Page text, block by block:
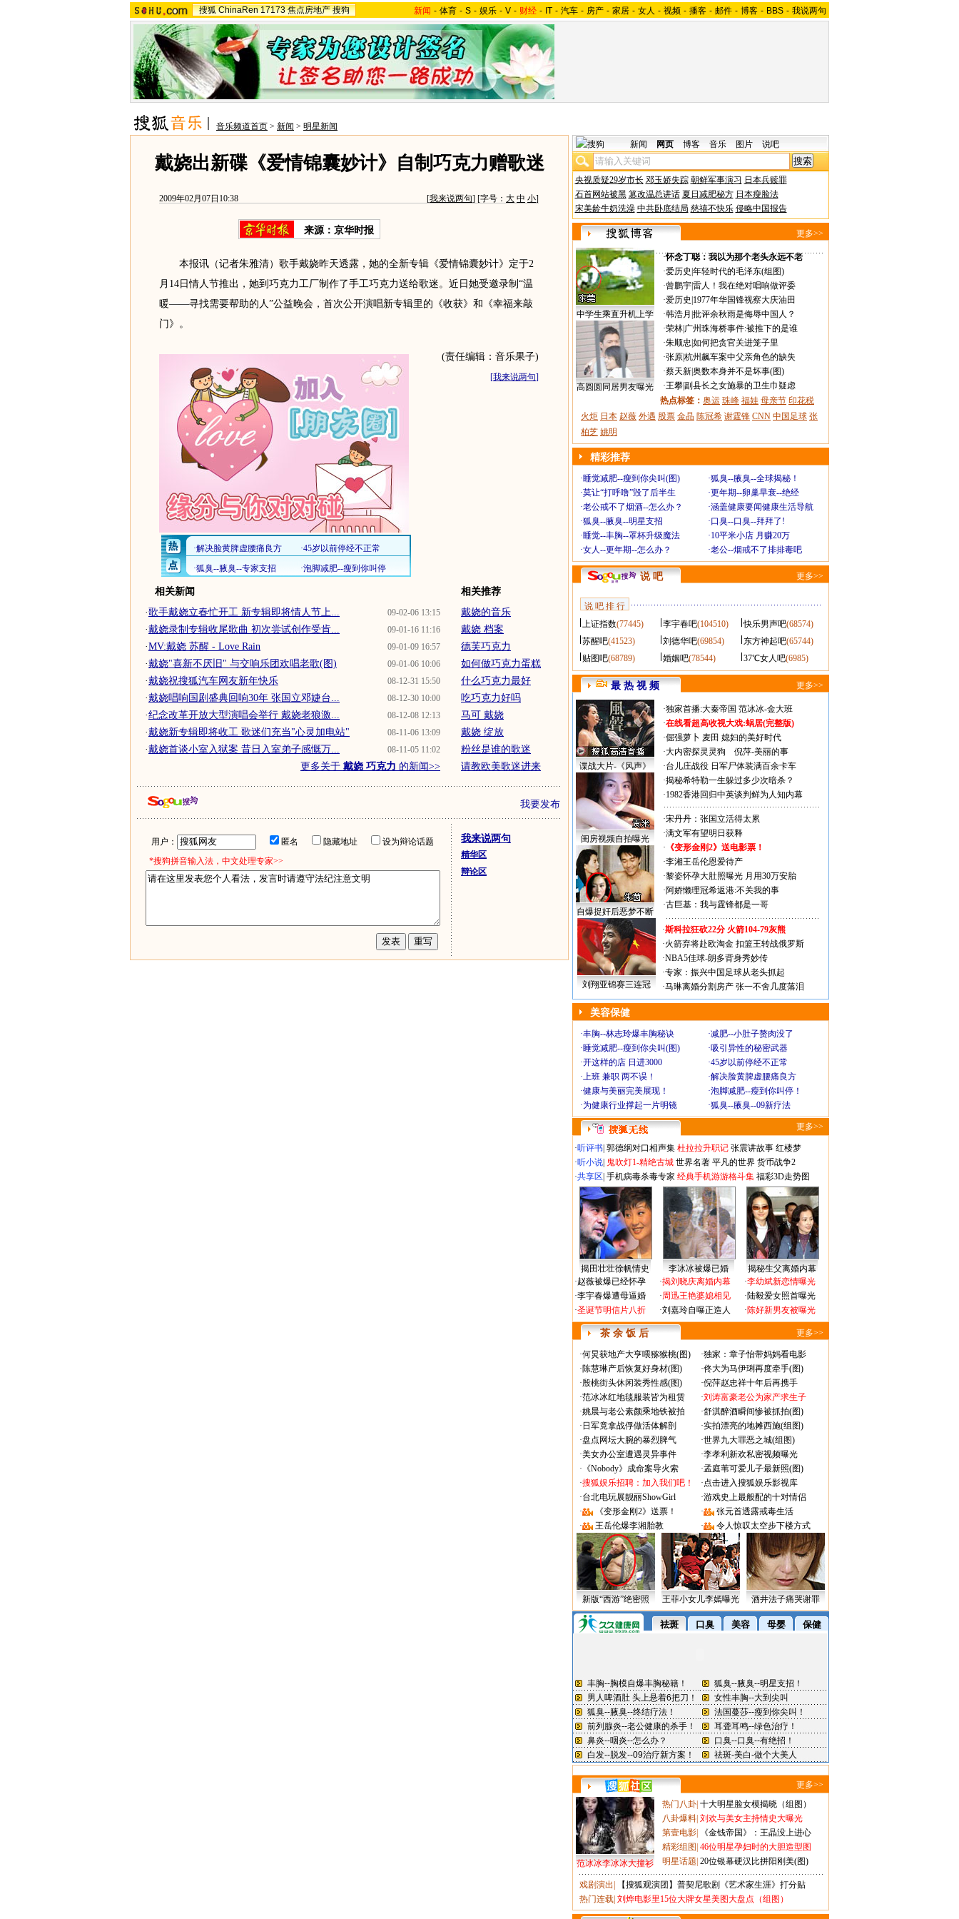
搜狐 ChinaRen 17173 焦点房地产 搜狗 新闻 - 体育 - S - 娱乐 - V - 财经 - IT - 汽车 - 房产 - 家居 - 女人 - 视频 - 播客 - 邮件 - 博客 - BBS - 我说两句
音乐频道首页 > 新闻 > 明星新闻
戴娆出新碟《爱情锦囊妙计》自制巧克力赠歌迷
2009年02月07日10:38 [我来说两句] [字号： 大 中 小]
来源：京华时报
本报讯（记者朱雅清）歌手戴娆昨天透露，她的全新专辑《爱情锦囊妙计》定于2
月14日情人节推出，她到巧克力工厂制作了手工巧克力送给歌迷。近日她受邀录制“温
暖——寻找需要帮助的人”公益晚会，首次公开演唱新专辑里的《收获》和《幸福来敲
门》。
(责任编辑：音乐果子)
[我来说两句]
相关新闻
09-02-06 13:15
·歌手戴娆立春忙开工 新专辑即将情人节上...
09-01-16 11:16
·戴娆录制专辑收尾歌曲 初次尝试创作受肯...
09-01-09 16:57
·MV:戴娆 苏醒 - Love Rain
09-01-06 10:06
·戴娆"喜新不厌旧" 与交响乐团欢唱老歌(图)
08-12-31 15:50
·戴娆祝搜狐汽车网友新年快乐
08-12-30 10:00
·戴娆唱响国剧盛典回响30年 张国立邓婕台...
08-12-08 12:13
·纪念改革开放大型演唱会举行 戴娆老狼激...
08-11-06 13:09
·戴娆新专辑即将收工 歌迷们充当"心灵加电站"
08-11-05 11:02
·戴娆首谈小室入狱案 昔日入室弟子感慨万...
更多关于 戴娆 巧克力 的新闻>>
相关推荐
戴娆的音乐
戴娆 档案
德芙巧克力
如何做巧克力蛋糕
什么巧克力最好
吃巧克力好吗
马可 戴娆
戴娆 绽放
粉丝是谁的歌迷
请教欧美歌迷进来
我要发布
用户： 匿名 隐藏地址
设为辩论话题
*搜狗拼音输入法，中文处理专家>>
我来说两句
精华区
辩论区
新闻 网页 博客 音乐 图片 说吧
央视质疑29岁市长 邓玉娇失踪 朝鲜军事演习 日本兵赎罪
石首网站被黑 篡改温总讲话 夏日减肥秘方 日本瘦脸法
宋美龄牛奶洗澡 中共卧底结局 慈禧不快乐 侵略中国报告
更多>>
中学生乘直升机上学
高圆圆同居男友曝光
·怀念丁聪：我以为那个老头永远不老
·爱历史 年轻时代的毛泽东(组图)
·曾鹏宇|雷人！我在绝对唱响做评委
·爱历史 1977年华国锋视察大庆油田
·韩浩月 批评余秋雨是侮辱中国人？
·荣林| 广州珠海桥事件:被推下的是谁
·朱顺忠 如何把贪官关进笼子里
·张原|杭州飙车案中父亲角色的缺失
·蔡天新|奥数本身并不是坏事(图)
·王攀|副县长之女施暴的卫生巾疑虑
热点标签： 奥运 珠峰 福娃 母亲节 印花税
火炬 日本 赵薇 外遇 股票 金晶 陈冠希 谢霆锋 CNN 中国足球 张
柏芝 姚明
精彩推荐
·睡觉减肥--瘦到你尖叫(图) ·狐臭--腋臭--全球揭秘！
·莫让“打呼噜”毁了后半生 ·更年期--卵巢早衰--绝经
·老公戒不了烟酒--怎么办？ ·涵盖健康要闻健康生活导航
·狐臭--腋臭--明星支招 ·口臭--口臭--拜拜了!
·睡觉--丰胸--罩杯升级魔法 ·10平米小店 月赚20万
·女人--更年期--怎么办？ ·老公--烟戒不了排排毒吧
说 吧 更多>>
说 吧 排 行
上证指数(77445) 李宇春吧(104510) 快乐男声吧(68574)
苏醒吧(41523) 刘德华吧(69854) 东方神起吧(65744)
贴图吧(68789) 婚姻吧(78544) 37℃女人吧(6985)
最 热 视 频 更多>>
谍战大片-《风声》
闺房视频自拍曝光
自爆捉奸后恶梦不断
·独家首播:大秦帝国 范冰冰-金大班
·在线看超高收视大戏:蜗居(完整版)
·倔强萝卜 麦田 媳妇的美好时代
·大内密探灵灵狗
倪萍-美丽的事
·台儿庄战役 日军尸体装满百余卡车
·揭秘希特勒一生躲过多少次暗杀？
·1982香港回归中英谈判鲜为人知内幕
·宋丹丹：张国立活得太累
·满文军有望明日获释
· 《变形金刚2》送电影票！
·李湘王岳伦恩爱待产
·黎姿怀孕大肚照曝光 月用30万安胎
·阿娇懒理冠希返港:不关我的事
·古巨基：我与霆锋都是一哥
刘翔亚锦赛三连冠
·斯科拉狂砍22分 火箭104-79灰熊
·火箭弃将赴欧淘金 扣篮王转战俄罗斯
·NBA5佳球-朗多背身秀妙传
·专家：振兴中国足球从老头抓起
·马琳离婚分割房产 张一不舍几度落泪
美容保健
·丰胸--林志玲爆丰胸秘诀 ·减肥--小肚子赘肉没了
·睡觉减肥--瘦到你尖叫(图) ·吸引异性的秘密武器
·开这样的店 日进3000 ·45岁以前停经不正常
·上班 兼职 两不误！ ·解决脸黄脾虚腰痛良方
·健康与美丽完美展现！ ·泡脚减肥--瘦到你叫停！
·为健康行业撑起一片明镜 ·狐臭--腋臭--09新疗法
更多>>
·听评书 郭德纲对口相声集 杜拉拉升职记 张震讲故事 红楼梦
·听小说 鬼吹灯1-精绝古城 世界名著 平凡的世界 货币战争2
·共享区 手机病毒杀毒专家 经典手机游游格斗集 福彩3D走势图
揭田壮壮徐帆情史 李冰冰被爆已婚
揭秘生父离婚内幕
·赵薇被爆已经怀孕
·李宇春爆遭母逼婚
·圣诞节明信片八折
·揭刘晓庆离婚内幕
·周迅王艳婆媳相见
·刘嘉玲自曝正造人
·李幼斌新恋情曝光
·陆毅爱女照首曝光
·陈好新男友被曝光
茶 余 饭 后 更多>>
·何炅获地产大亨喂猕猴桃(图) ·独家：章子怡带妈妈看电影
·陈慧琳产后恢复好身材(图) ·佟大为马伊琍再度牵手(图)
·殷桃街头休闲装秀性感(图) ·倪萍赵忠祥十年后再携手
·范冰冰红地毯服装皆为租赁 ·刘涛富豪老公为家产求生子
·姚晨与老公素颜乘地铁被拍 ·舒淇醉酒瞬间惨被抓拍(图)
· 日军竟拿战俘做活体解剖 ·实拍漂亮的地摊西施(组图)
·盘点网坛大腕的暴烈脾气 ·世界九大罪恶之城(组图)
·美女办公室遭遇灵异事件 ·李孝利新欢私密视频曝光
· 《Nobody》成命案导火索 ·孟庭苇可爱儿子最新照(图)
·搜狐娱乐招聘：加入我们吧！ ·点击进入搜狐娱乐影视库
·台北电玩展靓丽ShowGirl ·游戏史上最般配的十对情侣
·
《变形金刚2》送票！ ·
张元首透露戒毒生活
·
王岳伦爆李湘胎教 · 令人惊叹太空步下楼方式
新版“西游”绝密照 王菲小女儿李嫣曝光 酒井法子痛哭谢罪
更多>>
范冰冰李冰冰大撞衫
热门八卦 十大明星脸女模揭晓（组图）
八卦爆料 刘欢与美女主持情史大曝光
第壹电影
《金钱帝国》：王晶没上进心
精彩组图 46位明星孕妇时的大胆造型图
明星话题 20位银幕硬汉比拼阳刚美(图)
戏剧演出
【搜狐观演团】普契尼歌剧《艺术家生涯》打分贴
热门连载 刘烨电影里15位大牌女星美图大盘点（组图）